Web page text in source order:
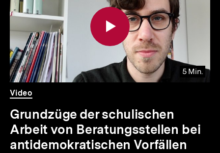
Inhalte
5 Min.
Video
Dauer
5
Min.
Video
Grundzüge der schulischen
Arbeit von Beratungsstellen bei
antidemokratischen Vorfällen